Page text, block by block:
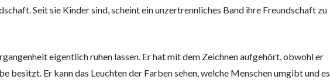
Seit sie Kinder sind, scheint ein unzertrennliches Band ihre Freundschaft zu
eigentlich ruhen lassen. Er hat mit dem Zeichnen aufgehört, obwohl er
besitzt. Er kann das Leuchten der Farben sehen, welche Menschen umgibt und es